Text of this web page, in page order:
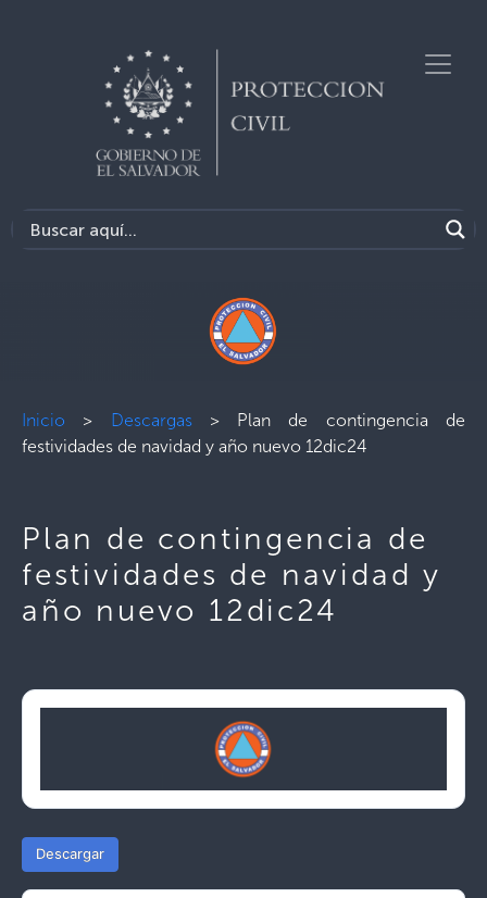
Inicio > Descargas> Plan de contingencia de
festividades de navidad y año nuevo 12dic24
Plan de contingencia de
festividades de navidad y
año nuevo 12dic24
Descargar